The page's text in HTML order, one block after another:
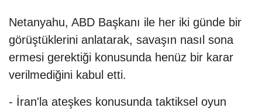
Netanyahu, ABD Başkanı ile her iki günde bir
görüştüklerini anlatarak, savaşın nasıl sona
ermesi gerektiği konusunda henüz bir karar
verilmediğini kabul etti.
- İran'la ateşkes konusunda taktiksel oyun